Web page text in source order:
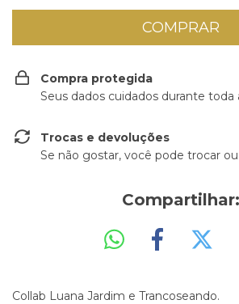
Compra protegida
Seus dados cuidados durante toda
Trocas e devoluções
Se não gostar, você pode trocar
Compartilhar:
Collab Luana Jardim e Trancoseando.